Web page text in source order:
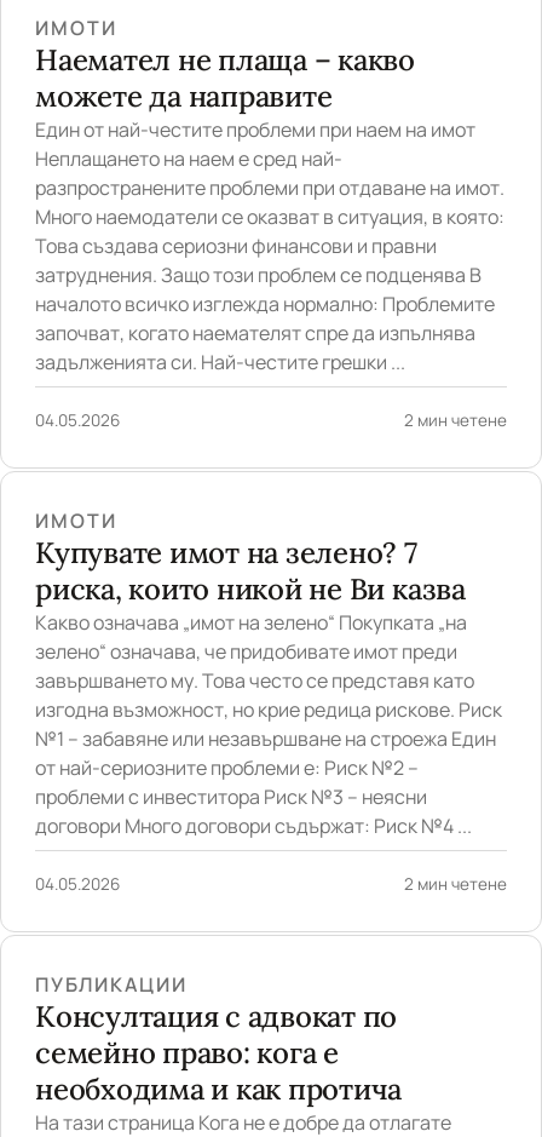
ИМОТИ
Наемател не плаща – какво
можете да направите
Един от най-честите проблеми при наем на имот
Неплащането на наем е сред най-
разпространените проблеми при отдаване на имот.
Много наемодатели се оказват в ситуация, в която:
Това създава сериозни финансови и правни
затруднения. Защо този проблем се подценява В
началото всичко изглежда нормално: Проблемите
започват, когато наемателят спре да изпълнява
задълженията си. Най-честите грешки ...
04.05.2026 2 мин четене
ИМОТИ
Купувате имот на зелено? 7
риска, които никой не Ви казва
Какво означава „имот на зелено“ Покупката „на
зелено“ означава, че придобивате имот преди
завършването му. Това често се представя като
изгодна възможност, но крие редица рискове. Риск
№1 – забавяне или незавършване на строежа Един
от най-сериозните проблеми е: Риск №2 –
проблеми с инвеститора Риск №3 – неясни
договори Много договори съдържат: Риск №4 ...
04.05.2026 2 мин четене
ПУБЛИКАЦИИ
Консултация с адвокат по
семейно право: кога е
необходима и как протича
На тази страница Кога не е добре да отлагате